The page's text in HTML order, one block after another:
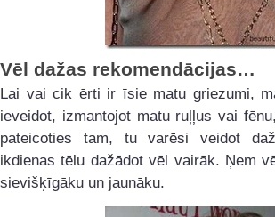
Vēl dažas rekomendācijas…
Lai vai cik ērti ir īsie matu griezumi,
ieveidot, izmantojot matu ruļļus vai
pateicoties tam, tu varēsi veidot
ikdienas tēlu dažādot vēl vairāk. Ņem
sievišķīgāku un jaunāku.